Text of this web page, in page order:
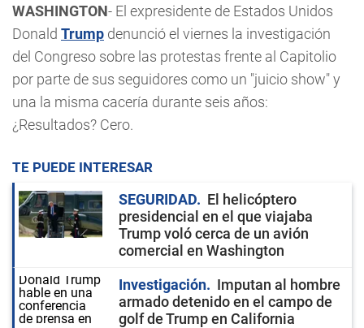
WASHINGTON- El expresidente de Estados Unidos
Donald Trump denunció el viernes la investigación
del Congreso sobre las protestas frente al Capitolio
por parte de sus seguidores como un "juicio show" y
una la misma cacería durante seis años:
¿Resultados? Cero.
TE PUEDE INTERESAR
SEGURIDAD
El helicóptero
presidencial en el que viajaba
Trump voló cerca de un avión
comercial en Washington
Investigación
Imputan al hombre
armado detenido en el campo de
golf de Trump en California